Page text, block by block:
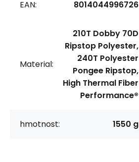
EAN: 8014044996726
Material:
210T Dobby 70D
Ripstop Polyester,
240T Polyester
Pongee Ripstop,
High Thermal Fiber
Performance®
hmotnost: 1550 g